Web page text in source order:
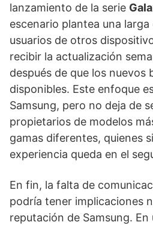
lanzamiento de la serie
escenario plantea una
usuarios de otros
recibir la actualización
después de que los nuevos
disponibles. Este enfoque
Samsung, pero no deja de
propietarios de modelos
gamas diferentes, quienes
experiencia queda en el
En fin, la falta de
podría tener implicaciones
reputación de Samsung. En